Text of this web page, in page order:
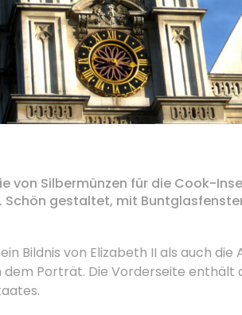
von Silbermünzen für die Cook-
Schön gestaltet, mit
Bildnis von Elizabeth II als auch die
dem Porträt. Die Vorderseite enthält